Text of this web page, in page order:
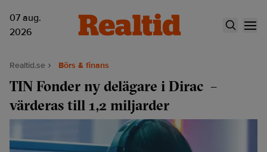
07 aug.
2026
Realtid.se Börs & finans
TIN Fonder ny delägare i Dirac –
värderas till 1,2 miljarder